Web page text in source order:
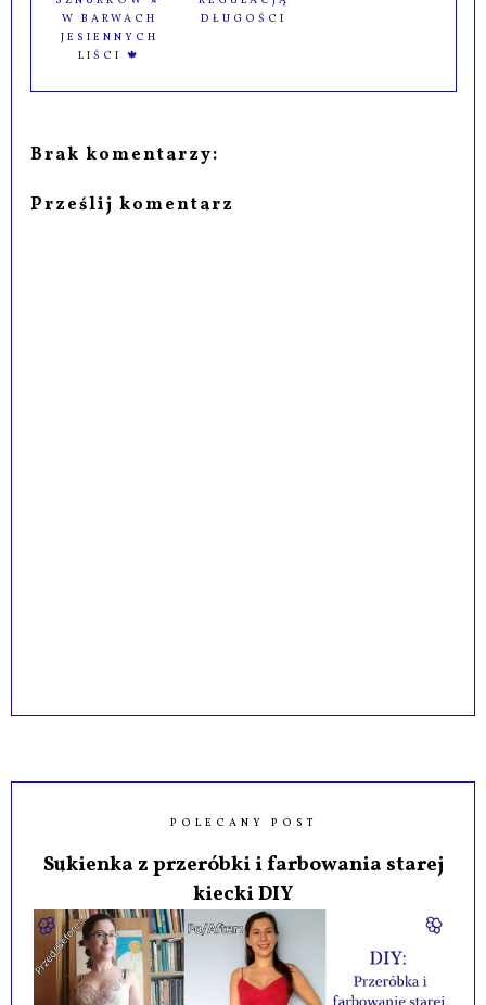
W BARWACH
JESIENNYCH
LIŚCI 🍁
DŁUGOŚCI
Brak komentarzy:
Prześlij komentarz
POLECANY POST
Sukienka z przeróbki i farbowania starej
kiecki DIY